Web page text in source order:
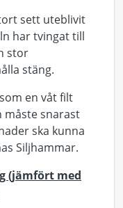
sett uteblivit
har tvingat till
stor
stäng.
en våt filt
måste snarast
ska kunna
Siljhammar.
(jämfört med